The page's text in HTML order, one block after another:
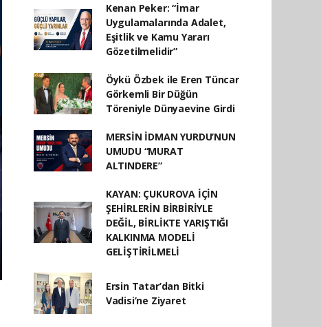
Kenan Peker: “İmar
Uygulamalarında Adalet,
Eşitlik ve Kamu Yararı
Gözetilmelidir”
Öykü Özbek ile Eren Tüncar
Görkemli Bir Düğün
Töreniyle Dünyaevine Girdi
MERSİN İDMAN YURDU’NUN
UMUDU “MURAT
ALTINDERE”
KAYAN: ÇUKUROVA İÇİN
ŞEHİRLERİN BİRBİRİYLE
DEĞİL, BİRLİKTE YARIŞTIĞI
KALKINMA MODELİ
GELİŞTİRİLMELİ
Ersin Tatar’dan Bitki
Vadisi’ne Ziyaret